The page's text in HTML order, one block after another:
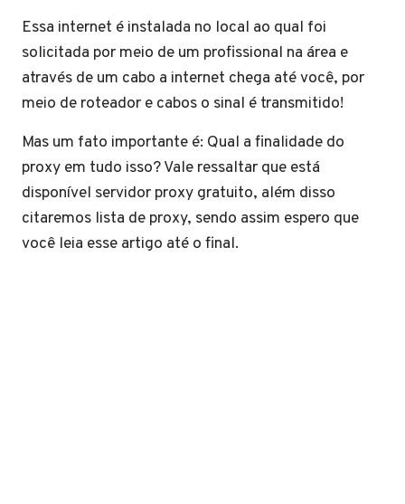
Essa internet é instalada no local ao qual foi
solicitada por meio de um profissional na área e
através de um cabo a internet chega até você, por
meio de roteador e cabos o sinal é transmitido!
Mas um fato importante é: Qual a finalidade do
proxy em tudo isso? Vale ressaltar que está
disponível servidor proxy gratuito, além disso
citaremos lista de proxy, sendo assim espero que
você leia esse artigo até o final.